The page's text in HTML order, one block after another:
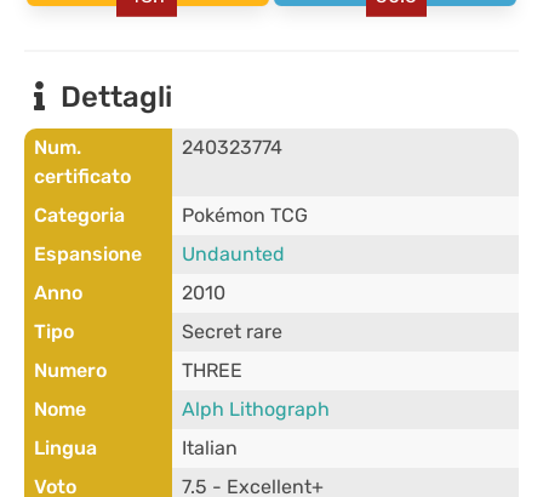
Dettagli
Num.
certificato
240323774
Categoria
Pokémon TCG
Espansione
Undaunted
Anno
2010
Tipo
Secret rare
Numero
THREE
Nome
Alph Lithograph
Lingua
Italian
Voto
7.5 - Excellent+